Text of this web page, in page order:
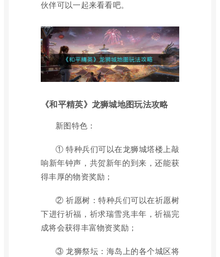
伙伴可以一起来看看吧。
《和平精英》龙狮城地图玩法攻略
新图特色：
① 特种兵们可以在龙狮城塔楼上敲
响新年钟声，共贺新年的到来，还能获
得丰厚的物资奖励；
② 祈愿树：特种兵们可以在祈愿树
下进行祈福，祈求瑞雪兆丰年，祈福完
成将会获得丰富物资奖励；
③ 龙狮祭坛：海岛上的各个城区将